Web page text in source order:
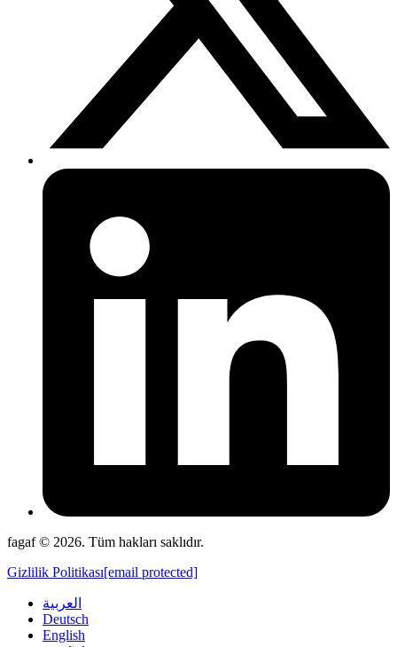
fagaf © 2026. Tüm hakları saklıdır.
Gizlilik Politikası[email protected]
العربية
Deutsch
English